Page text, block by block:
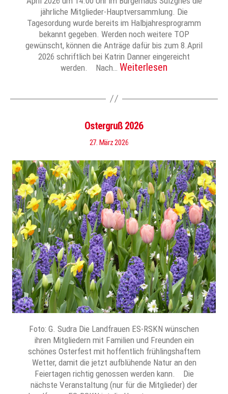
jährliche Mitglieder-Hauptversammlung. Die
Tagesordung wurde bereits im Halbjahresprogramm
bekannt gegeben. Werden noch weitere TOP
gewünscht, können die Anträge dafür bis zum 8.April
2026 schriftlich bei Katrin Danner eingereicht
werden. Nach… Weiterlesen
Ostergruß 2026
27. März 2026
Foto: G. Sudra Die Landfrauen ES-RSKN wünschen
ihren Mitgliedern mit Familien und Freunden ein
schönes Osterfest mit hoffentlich frühlingshaftem
Wetter, damit die jetzt aufblühende Natur an den
Feiertagen richtig genossen werden kann. Die
nächste Veranstaltung (nur für die Mitglieder) der